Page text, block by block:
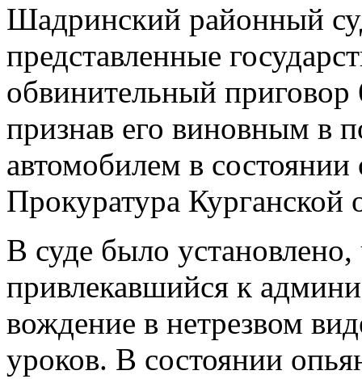
Шадринский районный
представленные
обвинительный
признав его виновным в
автомобилем в
Прокуратура Курганской
В суде было
привлекавшийся к
вождение в нетрезвом
уроков. В состоянии